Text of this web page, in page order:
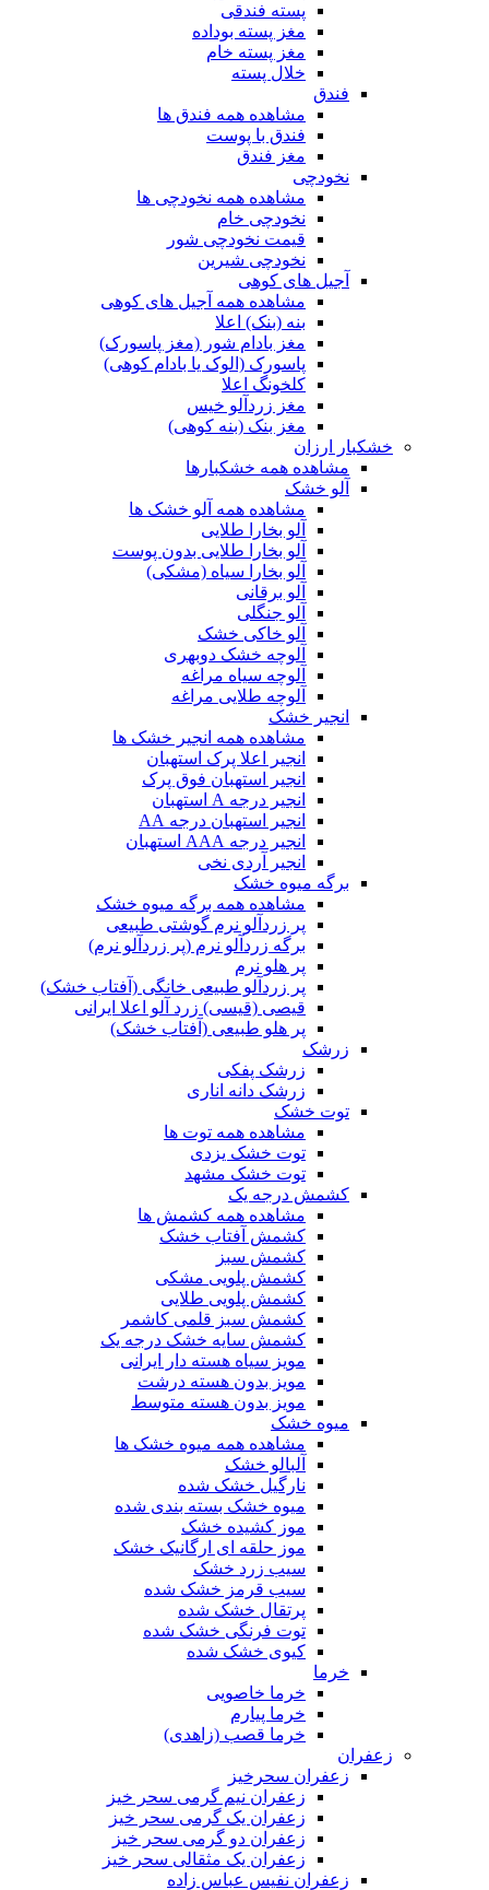
پسته فندقی
مغز پسته بوداده
مغز پسته خام
خلال پسته
فندق
مشاهده همه فندق ها
فندق با پوست
مغز فندق
نخودچی
مشاهده همه نخودچی ها
نخودچی خام
قیمت نخودچی شور
نخودچی شیرین
آجیل های کوهی
مشاهده همه آجیل های کوهی
بنه (بنک) اعلا
مغز بادام شور (مغز پاسورک)
پاسورک (الوک یا بادام کوهی)
کلخونگ اعلا
مغز زردآلو خیس
مغز بنک (بنه کوهی)
خشکبار ارزان
مشاهده همه خشکبارها
آلو خشک
مشاهده همه آلو خشک ها
آلو بخارا طلایی
آلو بخارا طلایی بدون پوست
آلو بخارا سیاه (مشکی)
آلو برقانی
آلو جنگلی
آلو خاکی خشک
آلوچه خشک دوبهری
آلوچه سیاه مراغه
آلوچه طلایی مراغه
انجیر خشک
مشاهده همه انجیر خشک ها
انجیر اعلا پرک استهبان
انجیر استهبان فوق پرک
انجیر درجه A استهبان
انجیر استهبان درجه AA
انجیر درجه AAA استهبان
انجیر آردی نخی
برگه میوه خشک
مشاهده همه برگه میوه خشک
پر زردآلو نرم گوشتی طبیعی
برگه زردآلو نرم (پر زردآلو نرم)
پر هلو نرم
پر زردآلو طبیعی خانگی (آفتاب خشک)
قیصی (قیسی) زرد آلو اعلا ایرانی
پر هلو طبیعی (آفتاب خشک)
زرشک
زرشک پفکی
زرشک دانه اناری
توت خشک
مشاهده همه توت ها
توت خشک یزدی
توت خشک مشهد
کشمش درجه یک
مشاهده همه کشمش ها
کشمش آفتاب خشک
کشمش سبز
کشمش پلویی مشکی
کشمش پلویی طلایی
کشمش سبز قلمی کاشمر
کشمش سایه خشک درجه یک
مویز سیاه هسته دار ایرانی
مویز بدون هسته درشت
مویز بدون هسته متوسط
میوه خشک
مشاهده همه میوه خشک ها
آلبالو خشک
نارگیل خشک شده
میوه خشک بسته بندی شده
موز کشیده خشک
موز حلقه ای ارگانیک خشک
سیب زرد خشک
سیب قرمز خشک شده
پرتقال خشک شده
توت فرنگی خشک شده
کیوی خشک شده
خرما
خرما خاصویی
خرما پیارم
خرما قصب (زاهدی)
زعفران
زعفران سحرخیز
زعفران نیم گرمی سحر خیز
زعفران یک گرمی سحر خیز
زعفران دو گرمی سحر خیز
زعفران یک مثقالی سحر خیز
زعفران نفیس عباس زاده